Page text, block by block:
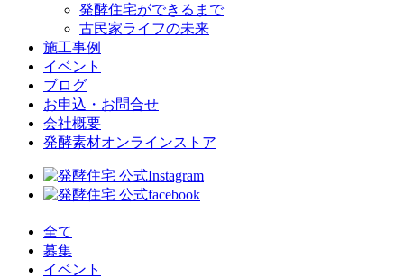
発酵住宅ができるまで
古民家ライフの未来
施工事例
イベント
ブログ
お申込・お問合せ
会社概要
発酵素材オンラインストア
全て
募集
イベント